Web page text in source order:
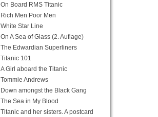
On Board RMS Titanic
Rich Men Poor Men
White Star Line
On A Sea of Glass (2. Auflage)
The Edwardian Superliners
Titanic 101
A Girl aboard the Titanic
Tommie Andrews
Down amongst the Black Gang
The Sea in My Blood
Titanic and her sisters. A postcard